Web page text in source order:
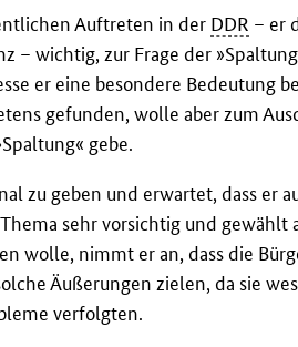
Auftreten in der DDR – er
– wichtig, zur Frage der
er eine besondere Bedeutung
gefunden, wolle aber zum
gebe.
zu geben und erwartet, dass er
sehr vorsichtig und gewählt
wolle, nimmt er an, dass die
Äußerungen zielen, da sie
verfolgten.